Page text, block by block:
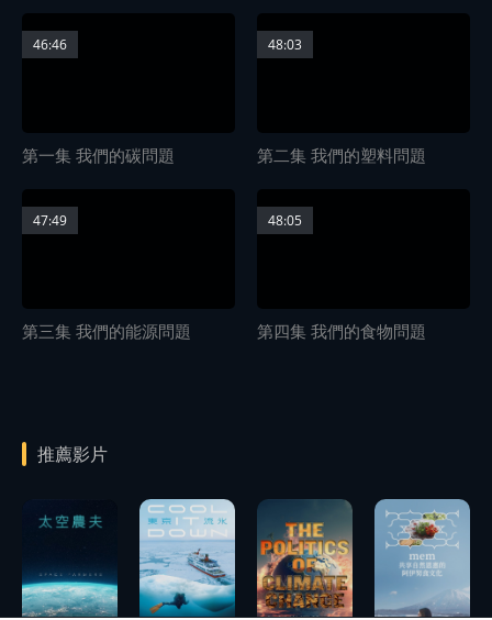
第一集 我們的碳問題
46:46
第二集 我們的塑料問題
48:03
第三集 我們的能源問題
47:49
第四集 我們的食物問題
48:05
推薦影片
預告
播
放